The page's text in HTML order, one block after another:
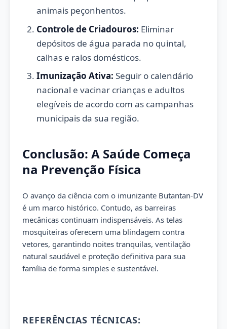
animais peçonhentos.
Controle de Criadouros: Eliminar
depósitos de água parada no quintal,
calhas e ralos domésticos.
Imunização Ativa: Seguir o calendário
nacional e vacinar crianças e adultos
elegíveis de acordo com as campanhas
municipais da sua região.
Conclusão: A Saúde Começa
na Prevenção Física
O avanço da ciência com o imunizante Butantan-DV
é um marco histórico. Contudo, as barreiras
mecânicas continuam indispensáveis. As telas
mosquiteiras oferecem uma blindagem contra
vetores, garantindo noites tranquilas, ventilação
natural saudável e proteção definitiva para sua
família de forma simples e sustentável.
REFERÊNCIAS TÉCNICAS: